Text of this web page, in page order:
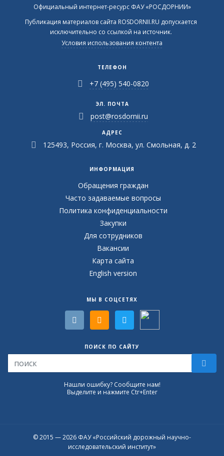
Официальный интернет-ресурс ФАУ «РОСДОРНИИ»
Публикация материалов сайта ROSDORNII.RU допускается
исключительно со ссылкой на источник.
Условия использования контента
ТЕЛЕФОН
+7 (495) 540-0820
ЭЛ. ПОЧТА
post@rosdornii.ru
АДРЕС
125493, Россия, г. Москва, ул. Смольная, д. 2
ИНФОРМАЦИЯ
Обращения граждан
Часто задаваемые вопросы
Политика конфиденциальности
Закупки
Для сотрудников
Вакансии
Карта сайта
English version
МЫ В СОЦСЕТЯХ
ПОИСК ПО САЙТУ
Нашли ошибку? Сообщите нам!
Выделите и нажмите Ctr+Enter
© 2015 — 2026 ФАУ «Российский дорожный научно-
исследовательский институт»